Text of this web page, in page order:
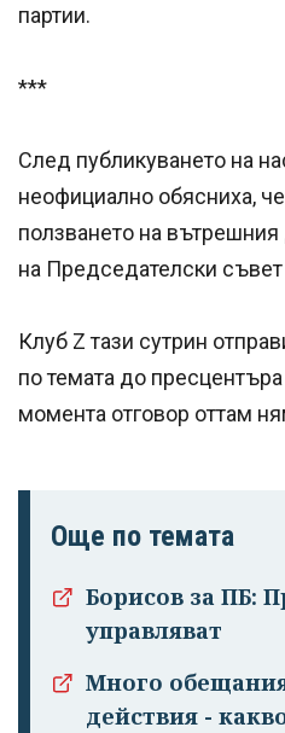
партии.
***
След публикуването на
неофициално обясниха,
ползването на
на Председателски
Клуб Z тази сутрин
по темата до
момента отговор оттам
Още по темата
Борисов за ПБ:
управляват
Много
действия -